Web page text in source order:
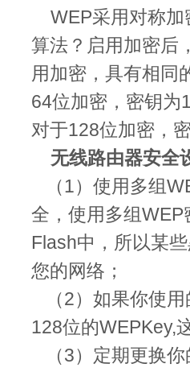
WEP采用对称加
算法？启用加密后
用加密，具有相同
64位加密，密钥为
对于128位加密，
无线路由器安全
（1）使用多组
全，使用多组
Flash中，所以某
您的网络；
（2）如果你使用
128位的WEPKey,
（3）定期更换你